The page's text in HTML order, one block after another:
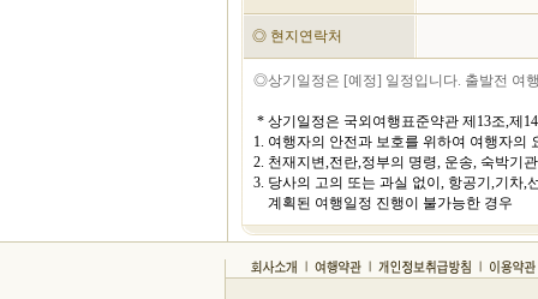
◎ 현지연락처
◎상기일정은 [예정] 일정입니다. 출발전 여
* 상기일정은 국외여행표준약관 제13조,제
1. 여행자의 안전과 보호를 위하여 여행자의
2. 천재지변,전란,정부의 명령, 운송, 숙박기
3. 당사의 고의 또는 과실 없이, 항공기,기차,
계획된 여행일정 진행이 불가능한 경우